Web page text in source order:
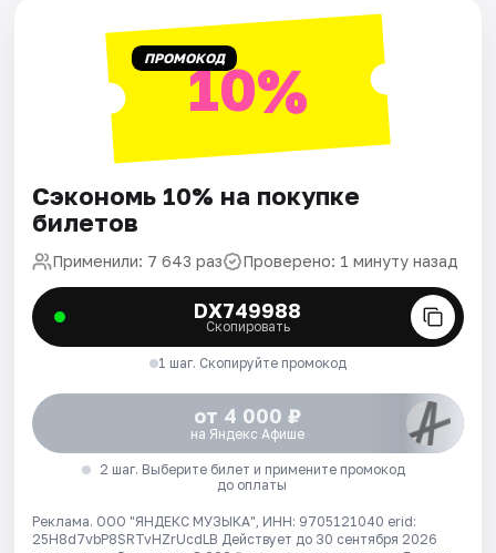
ПРОМОКОД10%
Сэкономь 10% на покупке
билетов
Применили: 7 643 раз Проверено: 1 минуту назад
DX749988
Скопировать
1 шаг. Скопируйте промокод
от 4 000 ₽
на Яндекс Афише
2 шаг. Выберите билет и примените промокод
до оплаты
Реклама. ООО "ЯНДЕКС МУЗЫКА", ИНН: 9705121040 erid:
25H8d7vbP8SRTvHZrUcdLB Действует до 30 сентября 2026